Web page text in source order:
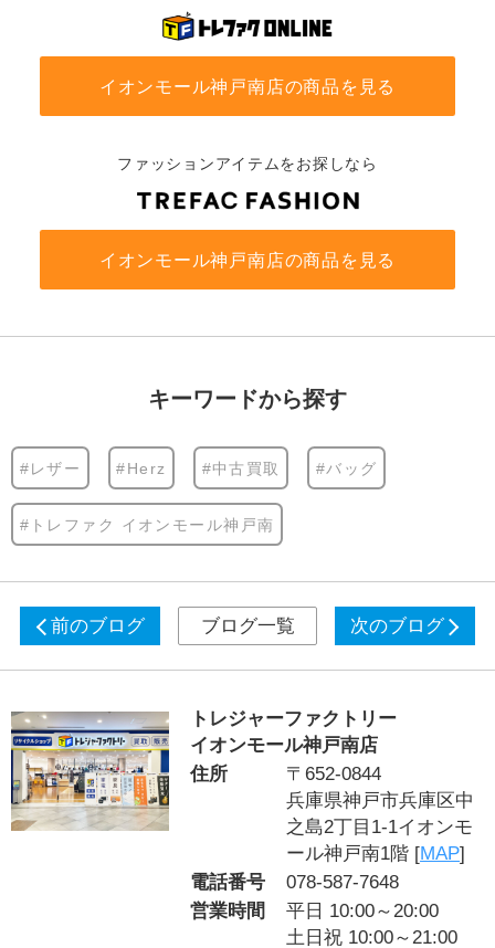
イオンモール神戸南店の商品を見る
ファッションアイテムをお探しなら
イオンモール神戸南店の商品を見る
キーワードから探す
#レザー #Herz #中古買取 #バッグ
#トレファク イオンモール神戸南
前のブログ ブログ一覧 次のブログ
トレジャーファクトリー
イオンモール神戸南店
住所
〒652-0844
兵庫県神戸市兵庫区中
之島2丁目1-1イオンモ
ール神戸南1階 [MAP]
電話番号
078-587-7648
営業時間
平日 10:00～20:00
土日祝 10:00～21:00